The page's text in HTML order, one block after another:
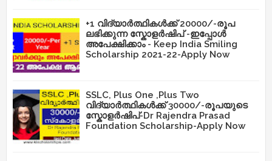
+1 വിദ്യാർത്ഥികൾക്ക് 20000/-രൂപ
ലഭിക്കുന്ന സ്കോളർഷിപ് -ഇപ്പോൾ
അപേക്ഷിക്കാം - Keep India Smiling
Scholarship 2021-22-Apply Now
SSLC, Plus One ,Plus Two
വിദ്യാർത്ഥികൾക്ക് 30000/-രൂപയുടെ
സ്കോളർഷിപ്-Dr Rajendra Prasad
Foundation Scholarship-Apply Now